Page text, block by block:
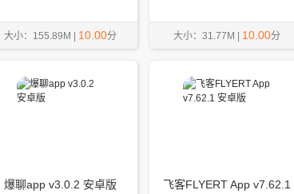
大小：155.89M | 10.00分 大小：31.77M | 10.00分
爆聊app v3.0.2 安卓版
飞客FLYERT App v7.62.1